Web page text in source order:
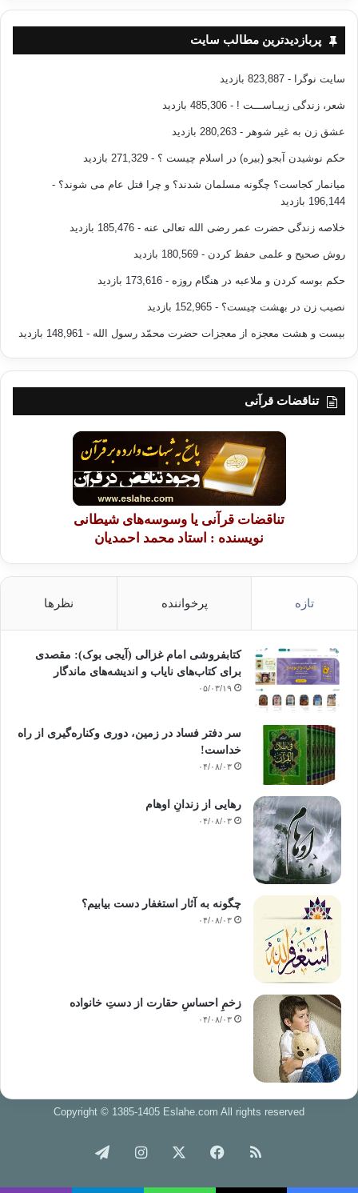
پربازدیدترین مطالب سایت
سایت نوگرا - 823,887 بازدید
شعر، زندگی زیبـاســـت ! - 485,306 بازدید
عشق زن به غیر شوهر - 280,263 بازدید
حکم نوشیدن آبجو (بیره) در اسلام چیست ؟ - 271,329 بازدید
میانمار کجاست؟ چگونه مسلمان شدند؟ و چرا قتل عام می شوند؟ -
196,144 بازدید
خلاصه زندگی حضرت عمر رضی الله تعالی عنه - 185,476 بازدید
روش صحیح و علمی حفظ کردن - 180,569 بازدید
حکم بوسه کردن و ملاعبه در هنگام روزه - 173,616 بازدید
نصیب زن در بهشت چیست؟ - 152,965 بازدید
بیست و هشت معجزه از معجزات حضرت محمّد رسول الله - 148,961 بازدید
تناقضات قرآنی
تناقضات قرآنی یا وسوسه‌های شیطانی
نویسنده : استاد محمد احمدیان
تازه پرخواننده نظرها
کتابفروشی امام غزالی (آیجی بوک): مقصدی
برای کتاب‌های نایاب و اندیشه‌های ماندگار
۰۵/۰۳/۱۹
سر دفتر فساد در زمین‌، دوری وکناره‌گیری از راه
خداست‌!
۰۴/۰۸/۰۳
رهایی از زندانِ اوهام
۰۴/۰۸/۰۳
چگونه به آثار استغفار دست بیابیم؟
۰۴/۰۸/۰۳
زخمِ احساسِ حقارت از دستِ خانواده
۰۴/۰۸/۰۳
Copyright © 1385-1405 Eslahe.com All rights reserved
خوراک فیس اینستاگرام